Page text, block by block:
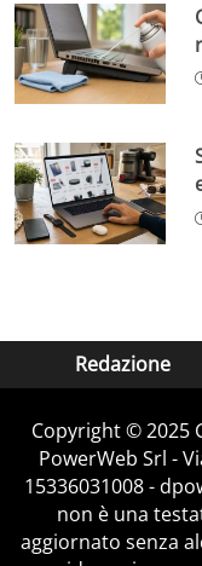
Redazione
Copyright © 2025
PowerWeb Srl -
15336031008 -
non è una
aggiornato senza